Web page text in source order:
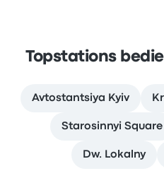
Topstations
Avtostantsiya Kyiv
Starosinnyi Square
Dw. Lokalny